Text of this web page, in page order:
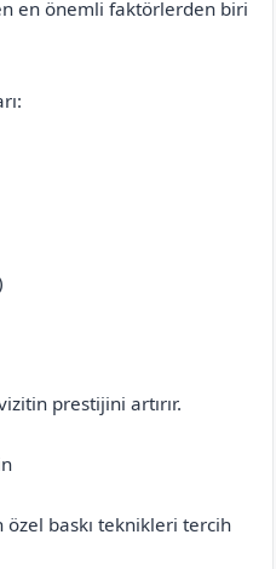
en önemli faktörlerden biri
prestijini artırır.
baskı teknikleri tercih